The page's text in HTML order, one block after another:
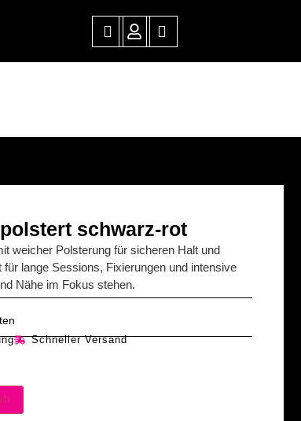
schwarz-rot
weicher Polsterung für sicheren Halt und
lange Sessions, Fixierungen und intensive
Nähe im Fokus stehen.
Schneller Versand